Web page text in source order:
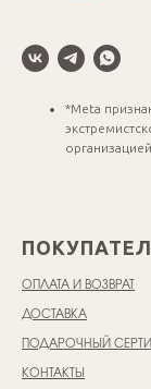
*Meta
организацией
ОПЛАТА И ВОЗВРАТ
ДОСТАВКА
ПОДАРОЧНЫЙ
КОНТАКТЫ